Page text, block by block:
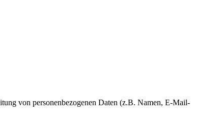
von personenbezogenen Daten (z.B. Namen, E-Mail-